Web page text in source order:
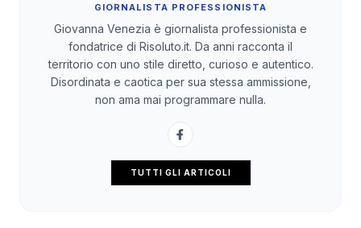
GIORNALISTA PROFESSIONISTA
Giovanna Venezia è giornalista professionista e
fondatrice di Risoluto.it. Da anni racconta il
territorio con uno stile diretto, curioso e autentico.
Disordinata e caotica per sua stessa ammissione,
non ama mai programmare nulla.
TUTTI GLI ARTICOLI